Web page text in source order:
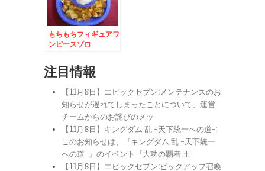
もちもちフィギュアワ
ンピースゾロ
注目情報
【11月8日】エピックセブン:メンテナンスのお
知らせが遅れてしまったことについて、運営
チームからのお詫びのメッ
【11月8日】キングダム 乱 -天下統一への道-:
このお知らせは、『キングダム 乱 -天下統一
への道-』のイベント『大功の覇者 王
【11月8日】エピックセブン:ピックアップ召喚